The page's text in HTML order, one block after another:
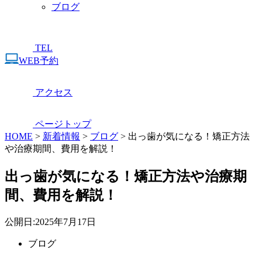
ブログ
TEL
WEB予約
アクセス
ページトップ
HOME > 新着情報 > ブログ > 出っ歯が気になる！矯正方法
や治療期間、費用を解説！
出っ歯が気になる！矯正方法や治療期
間、費用を解説！
公開日:2025年7月17日
ブログ